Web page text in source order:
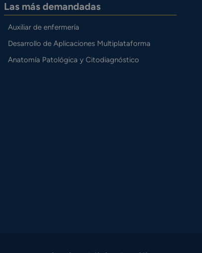
Las más demandadas
Auxiliar de enfermería
Desarrollo de Aplicaciones Multiplataforma
Anatomía Patológica y Citodiagnóstico